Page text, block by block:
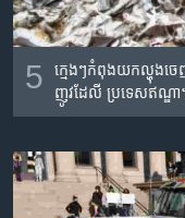
5
ក្មេងៗ​កំពុង​យក​ល្ហុង​ច
ញូវដែលី ប្រទេស​ឥណ្ឌា